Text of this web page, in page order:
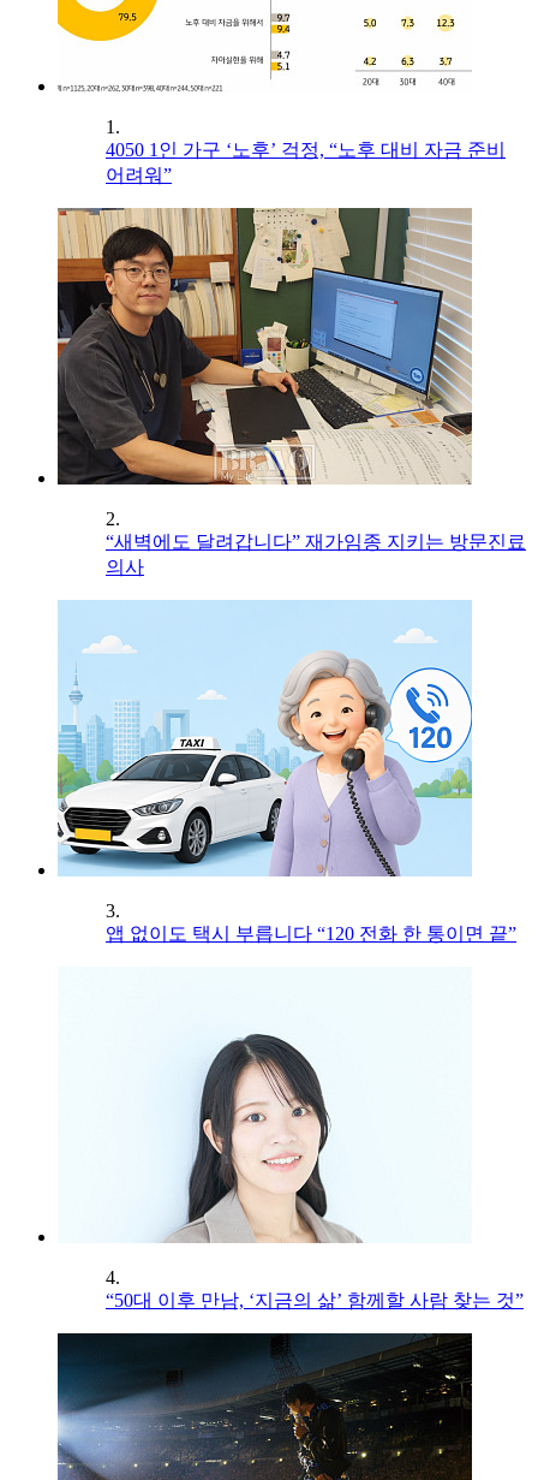
1.
4050 1인 가구 ‘노후’ 걱정, “노후 대비 자금 준비
어려워”
2.
“새벽에도 달려갑니다” 재가임종 지키는 방문진료
의사
3.
앱 없이도 택시 부릅니다 “120 전화 한 통이면 끝”
4.
“50대 이후 만남, ‘지금의 삶’ 함께할 사람 찾는 것”